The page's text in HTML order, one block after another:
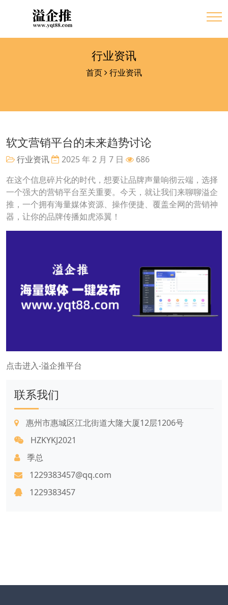
行业资讯
首页 行业资讯
软文营销平台的未来趋势讨论
行业资讯 2025 年 2 月 7 日
686
在这个信息碎片化的时代，想要让品牌声量响彻云端，选择
一个强大的营销平台至关重要。今天，就让我们来聊聊溢企
推，一个拥有海量媒体资源、操作便捷、覆盖全网的营销神
器，让你的品牌传播如虎添翼！
点击进入-溢企推平台
联系我们
惠州市惠城区江北街道大隆大厦12层1206号
HZKYKJ2021
季总
1229383457@qq.com
1229383457